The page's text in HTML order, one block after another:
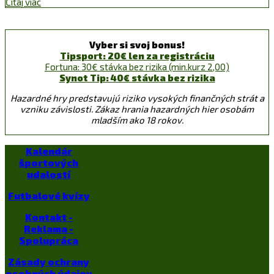
Vyber si svoj bonus!
Tipsport: 20€ len za registráciu
Fortuna: 30€ stávka bez rizika (min.kurz 2,00)
Synot Tip: 40€ stávka bez rizika
Hazardné hry predstavujú riziko vysokých finančných strát a
vzniku závislosti. Zákaz hrania hazardných hier osobám
mladším ako 18 rokov.
Kalendár
športových
udalostí
Futbalové kvízy
Kontakt -
Reklama -
Spolupráca
Zásady ochrany